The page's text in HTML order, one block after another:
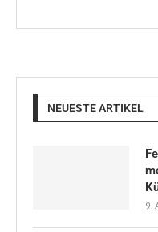
NEUESTE ARTIKEL
9.